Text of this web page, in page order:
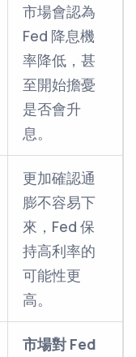
市場會認為
Fed 降息機
率降低，甚
至開始擔憂
是否會升
息。
更加確認通
膨不容易下
來，Fed 保
持高利率的
可能性更
高。
市場對 Fed